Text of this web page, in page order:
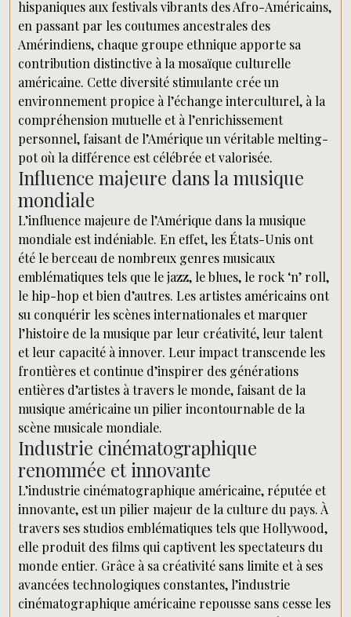
hispaniques aux festivals vibrants des Afro-Américains,
en passant par les coutumes ancestrales des
Amérindiens, chaque groupe ethnique apporte sa
contribution distinctive à la mosaïque culturelle
américaine. Cette diversité stimulante crée un
environnement propice à l’échange interculturel, à la
compréhension mutuelle et à l’enrichissement
personnel, faisant de l’Amérique un véritable melting-
pot où la différence est célébrée et valorisée.
Influence majeure dans la musique
mondiale
L’influence majeure de l’Amérique dans la musique
mondiale est indéniable. En effet, les États-Unis ont
été le berceau de nombreux genres musicaux
emblématiques tels que le jazz, le blues, le rock ‘n’ roll,
le hip-hop et bien d’autres. Les artistes américains ont
su conquérir les scènes internationales et marquer
l’histoire de la musique par leur créativité, leur talent
et leur capacité à innover. Leur impact transcende les
frontières et continue d’inspirer des générations
entières d’artistes à travers le monde, faisant de la
musique américaine un pilier incontournable de la
scène musicale mondiale.
Industrie cinématographique
renommée et innovante
L’industrie cinématographique américaine, réputée et
innovante, est un pilier majeur de la culture du pays. À
travers ses studios emblématiques tels que Hollywood,
elle produit des films qui captivent les spectateurs du
monde entier. Grâce à sa créativité sans limite et à ses
avancées technologiques constantes, l’industrie
cinématographique américaine repousse sans cesse les